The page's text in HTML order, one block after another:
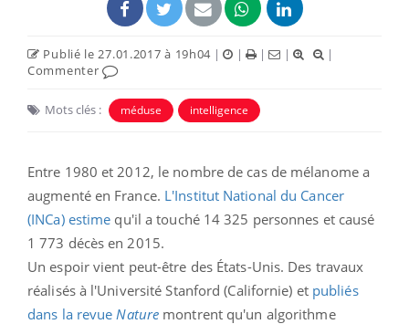
Publié le 27.01.2017 à 19h04 | | | |
|
Commenter
Mots clés : méduse intelligence
Entre 1980 et 2012, le nombre de cas de mélanome a
augmenté en France. L'Institut National du Cancer
(INCa) estime qu'il a touché 14 325 personnes et causé
1 773 décès en 2015.
Un espoir vient peut-être des États-Unis. Des travaux
réalisés à l'Université Stanford (Californie) et publiés
dans la revue Nature montrent qu'un algorithme